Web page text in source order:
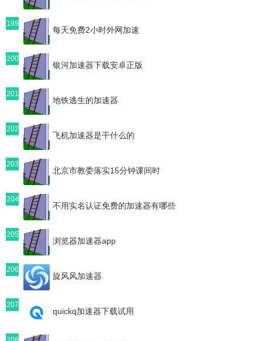
199
每天免费2小时外网加速
200
银河加速器下载安卓正版
201
地铁逃生的加速器
202
飞机加速器是干什么的
203
北京市教委落实15分钟课间时
204
不用实名认证免费的加速器有哪些
205
浏览器加速器app
206
旋风风加速器
207
quickq加速器下载试用